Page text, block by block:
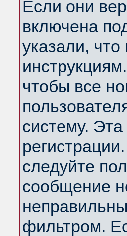
Если они
включена
указали,
чтобы все
систему.
следуйте
сообщение
фильтром.